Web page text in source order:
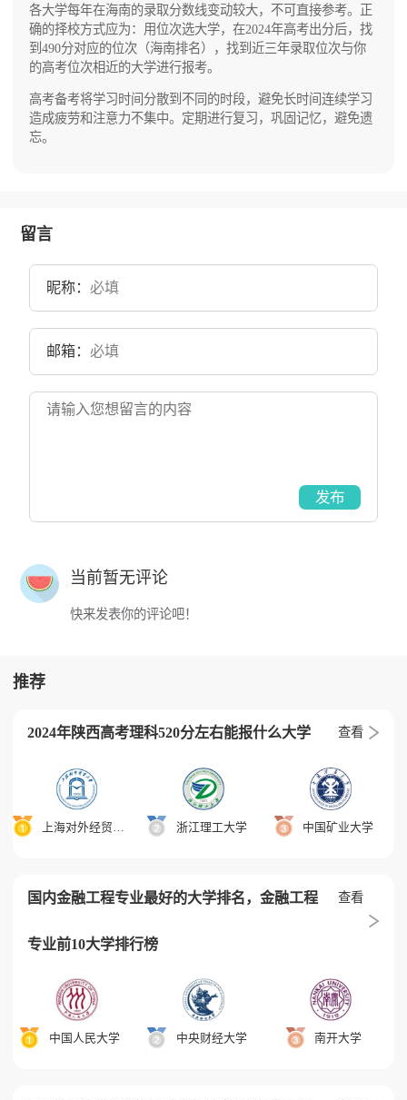
各大学每年在海南的录取分数线变动较大，不可直接参考。正
确的择校方式应为：用位次选大学，在2024年高考出分后，找
到490分对应的位次（海南排名），找到近三年录取位次与你
的高考位次相近的大学进行报考。
高考备考将学习时间分散到不同的时段，避免长时间连续学习
造成疲劳和注意力不集中。定期进行复习，巩固记忆，避免遗
忘。
留言
昵称：
邮箱：
发布
当前暂无评论
快来发表你的评论吧！
推荐
2024年陕西高考理科520分左右能报什么大学 查看
上海对外经贸大学 浙江理工大学 中国矿业大学
国内金融工程专业最好的大学排名，金融工程
专业前10大学排行榜
查看
中国人民大学 中央财经大学 南开大学